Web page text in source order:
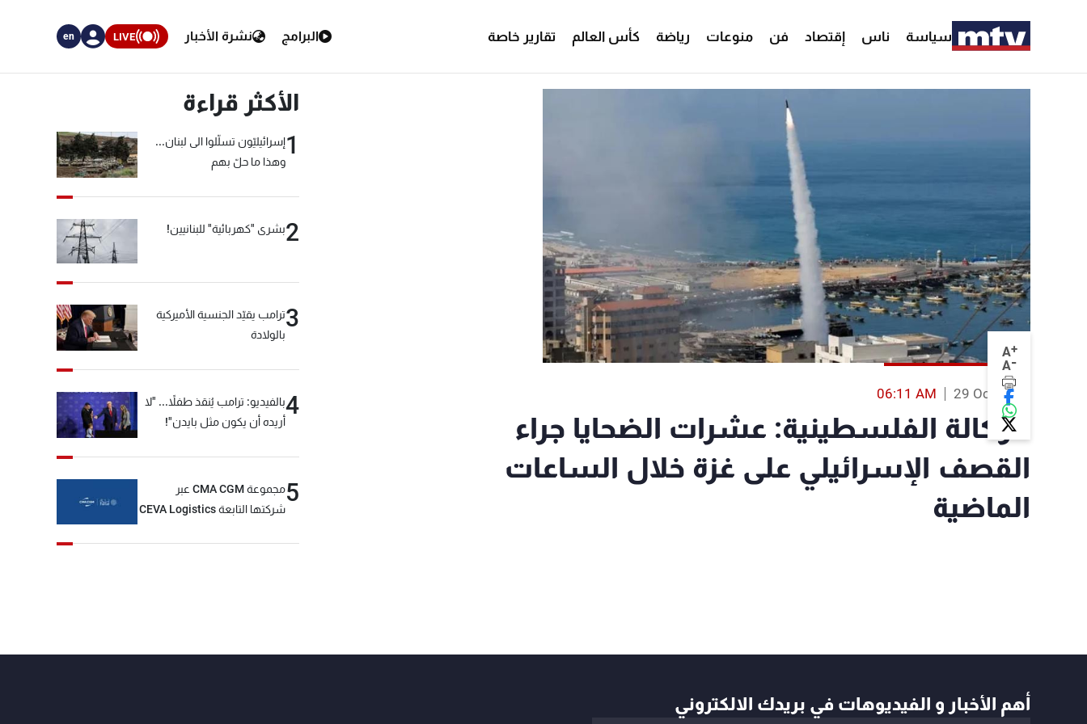
سياسة ناس إقتصاد فن منوعات رياضة كأس العالم تقارير خاصة البرامج نشرة الأخبار LIVE
en
A+
A-
29 Oct 2023
06:11 AM
الوكالة الفلسطينية: عشرات الضحايا جراء
القصف الإسرائيلي على غزة خلال الساعات
الماضية
الأكثر قراءة
1إسرائيليّون تسلّلوا الى لبنان...
وهذا ما حلّ بهم
2بشرى "كهربائية" للبنانيين!
3ترامب يقيّد الجنسية الأميركية
بالولادة
4بالفيديو: ترامب يُنقذ طفلاً... "لا
أريده أن يكون مثل بايدن"!
5
مجموعة CMA CGM عبر
شركتها التابعة CEVA Logistics
أهم الأخبار و الفيديوهات في بريدك الالكتروني